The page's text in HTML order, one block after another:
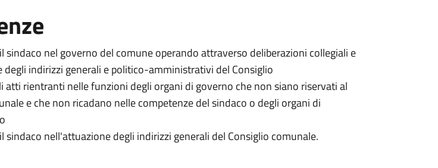
sindaco nel governo del comune operando attraverso deliberazioni collegiali e
indirizzi generali e politico-amministrativi del Consiglio
atti rientranti nelle funzioni degli organi di governo che non siano riservati al
e che non ricadano nelle competenze del sindaco o degli organi di
sindaco nell'attuazione degli indirizzi generali del Consiglio comunale.